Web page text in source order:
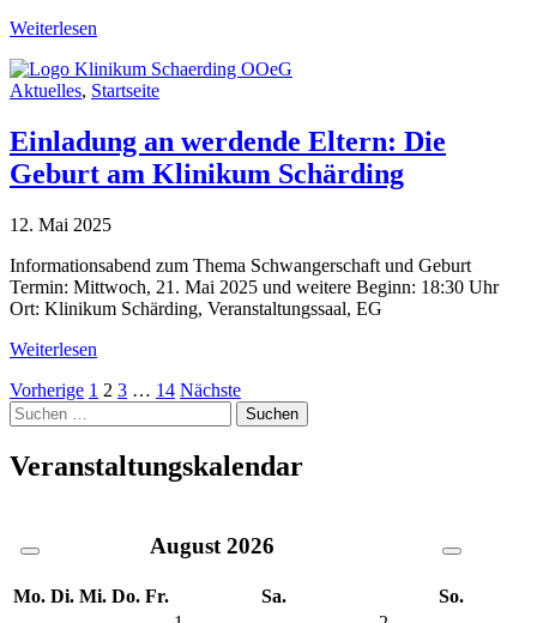
Weiterlesen
Aktuelles, Startseite
Einladung an werdende Eltern: Die
Geburt am Klinikum Schärding
12. Mai 2025
Informationsabend zum Thema Schwangerschaft und Geburt
Termin: Mittwoch, 21. Mai 2025 und weitere Beginn: 18:30 Uhr
Ort: Klinikum Schärding, Veranstaltungssaal, EG
Weiterlesen
Seitennummerierung
der
Beiträge
Vorherige 1 2 3 … 14 Nächste
Suche
nach:
Veranstaltungskalendar
August 2026
Mo. Di. Mi. Do. Fr. Sa.
So.